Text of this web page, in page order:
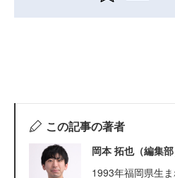
この記事の著者
岡本 拓也（編集
1993年福岡県生